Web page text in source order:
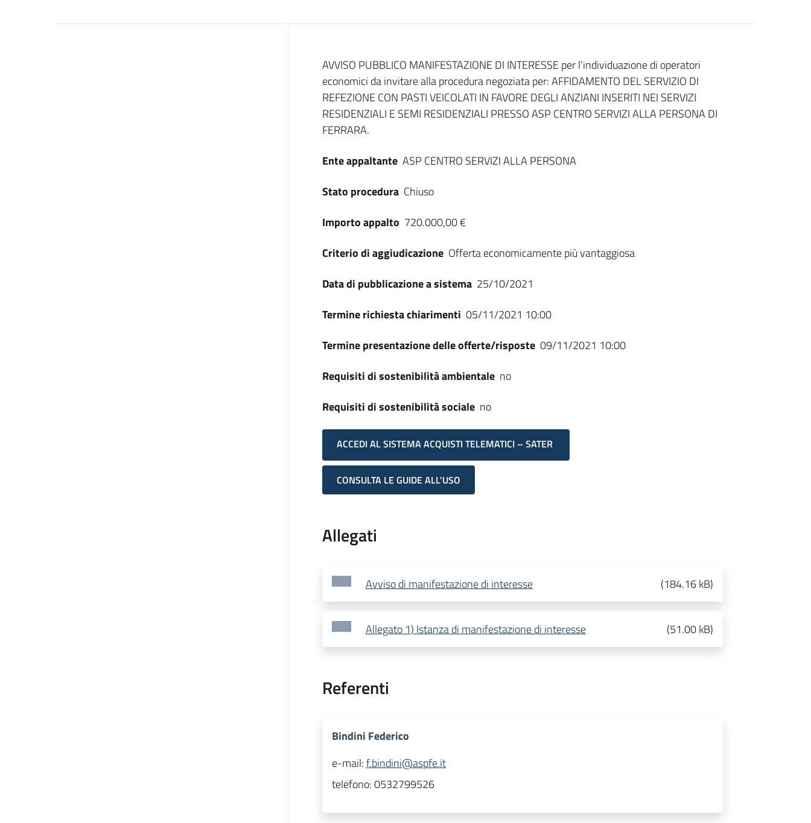
Dati del bando
AVVISO PUBBLICO MANIFESTAZIONE DI INTERESSE per l’individuazione di operatori
economici da invitare alla procedura negoziata per: AFFIDAMENTO DEL SERVIZIO DI
REFEZIONE CON PASTI VEICOLATI IN FAVORE DEGLI ANZIANI INSERITI NEI SERVIZI
RESIDENZIALI E SEMI RESIDENZIALI PRESSO ASP CENTRO SERVIZI ALLA PERSONA DI
FERRARA.
Ente appaltante ASP CENTRO SERVIZI ALLA PERSONA
Stato procedura Chiuso
Importo appalto 720.000,00 €
Criterio di aggiudicazione Offerta economicamente più vantaggiosa
Data di pubblicazione a sistema 25/10/2021
Termine richiesta chiarimenti 05/11/2021 10:00
Termine presentazione delle offerte/risposte 09/11/2021 10:00
Requisiti di sostenibilità ambientale no
Requisiti di sostenibilità sociale no
ACCEDI AL SISTEMA ACQUISTI TELEMATICI – SATER
CONSULTA LE GUIDE ALL'USO
Allegati
Avviso di manifestazione di interesse (184.16 kB)
Allegato 1) Istanza di manifestazione di interesse (51.00 kB)
Referenti
Bindini Federico
e-mail:f.bindini@aspfe.it
telefono:0532799526